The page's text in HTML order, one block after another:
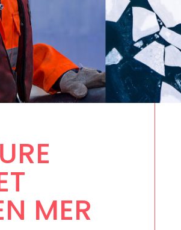
TV & INTERNET PME &
DOMESTIQUE
CONTACTS INVESTISSEURS
MER